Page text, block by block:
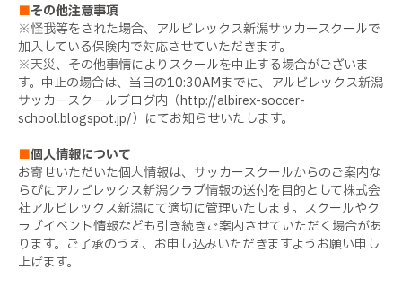
■その他注意事項
※怪我等をされた場合、アルビレックス新潟サッカースクールで
加入している保険内で対応させていただきます。
※天災、その他事情によりスクールを中止する場合がございま
す。中止の場合は、当日の10:30AMまでに、アルビレックス新潟
サッカースクールブログ内（http://albirex-soccer-
school.blogspot.jp/）にてお知らせいたします。
■個人情報について
お寄せいただいた個人情報は、サッカースクールからのご案内な
らびにアルビレックス新潟クラブ情報の送付を目的として株式会
社アルビレックス新潟にて適切に管理いたします。スクールやク
ラブイベント情報なども引き続きご案内させていただく場合があ
ります。ご了承のうえ、お申し込みいただきますようお願い申し
上げます。